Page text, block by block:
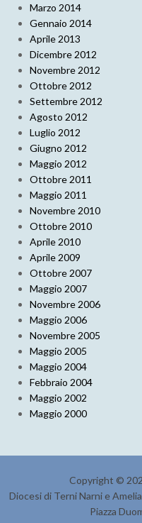
Marzo 2014
Gennaio 2014
Aprile 2013
Dicembre 2012
Novembre 2012
Ottobre 2012
Settembre 2012
Agosto 2012
Luglio 2012
Giugno 2012
Maggio 2012
Ottobre 2011
Maggio 2011
Novembre 2010
Ottobre 2010
Aprile 2010
Aprile 2009
Ottobre 2007
Maggio 2007
Novembre 2006
Maggio 2006
Novembre 2005
Maggio 2005
Maggio 2004
Febbraio 2004
Maggio 2002
Maggio 2000
Copyright ©
Diocesi di Terni Narni e
Piazza